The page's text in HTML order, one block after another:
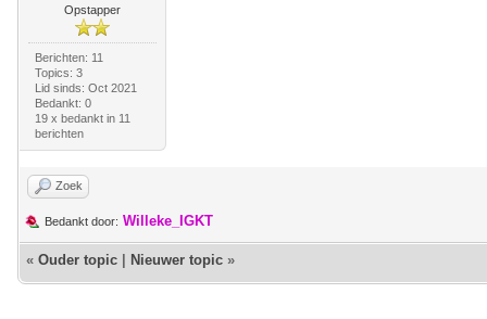
Opstapper
Berichten: 11
Topics: 3
Lid sinds: Oct 2021
Bedankt: 0
19 x bedankt in 11
berichten
Zoek
Bedankt door: Willeke_IGKT
« Ouder topic Nieuwer topic »